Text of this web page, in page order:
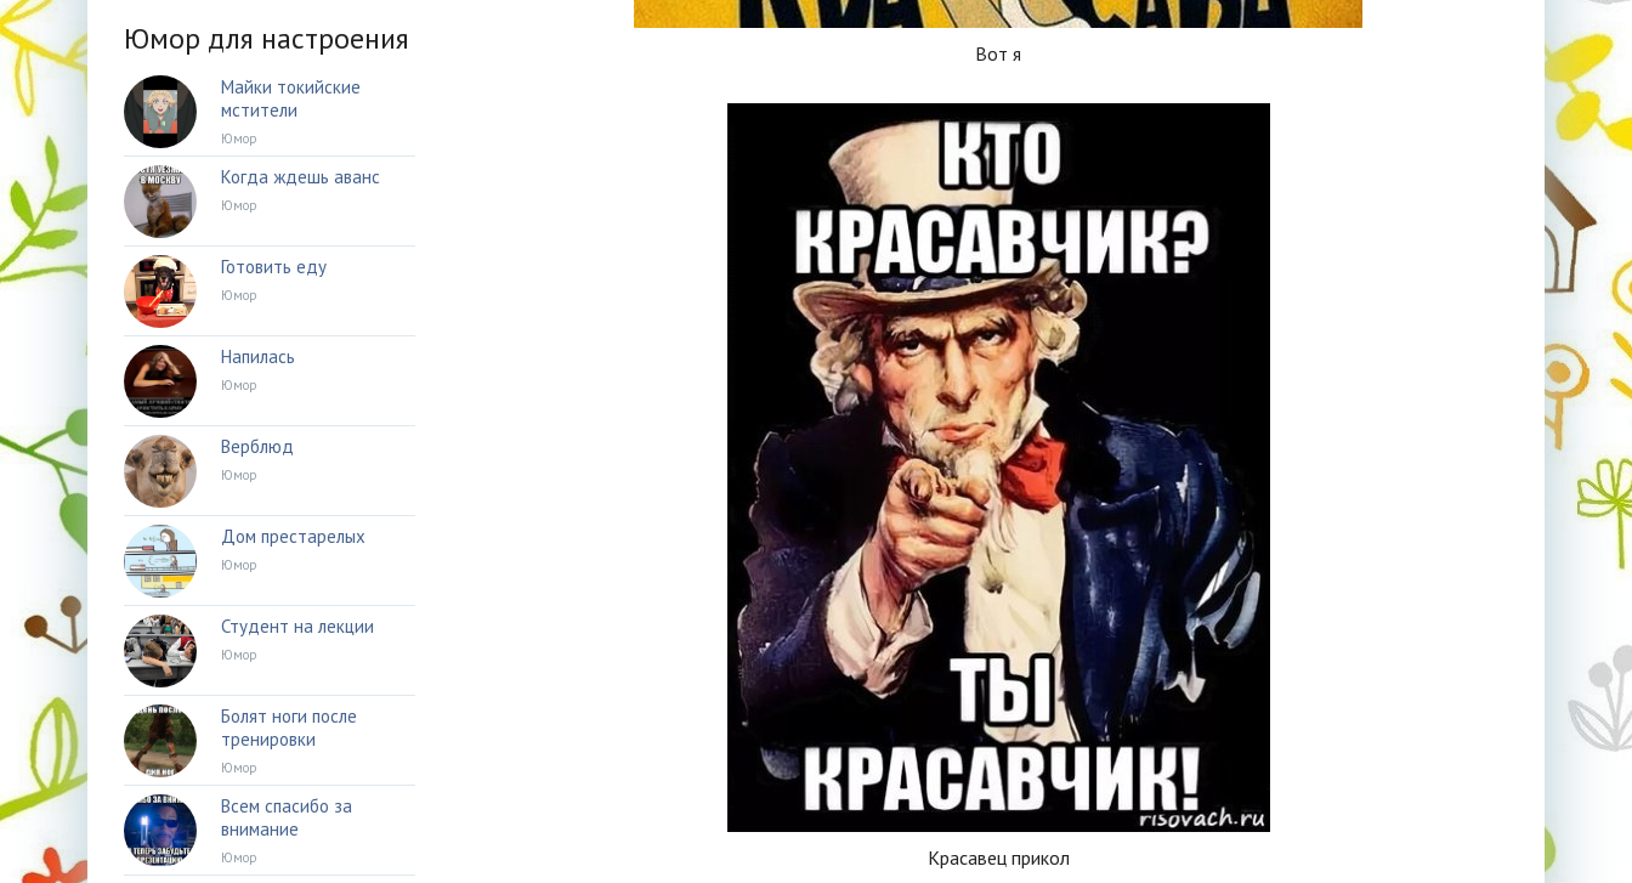
Вот я
Красавец прикол
Юмор для настроения
Майки токийские
мстители
Юмор
Когда ждешь аванс
Юмор
Готовить еду
Юмор
Напилась
Юмор
Верблюд
Юмор
Дом престарелых
Юмор
Студент на лекции
Юмор
Болят ноги после
тренировки
Юмор
Всем спасибо за
внимание
Юмор